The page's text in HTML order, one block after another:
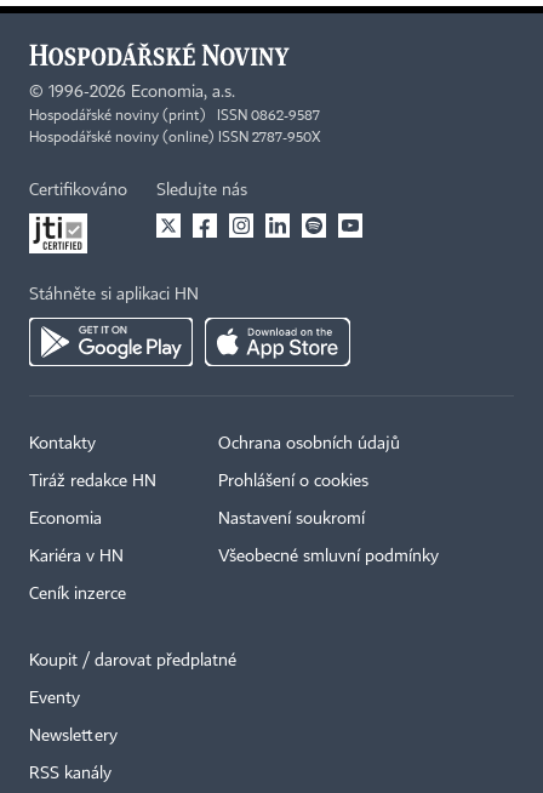
© 1996-2026 Economia, a.s.
Hospodářské noviny (print) ISSN 0862-9587
Hospodářské noviny (online) ISSN 2787-950X
Certifikováno Sledujte nás
Stáhněte si aplikaci HN
Kontakty
Tiráž redakce HN
Economia
Kariéra v HN
Ceník inzerce
Ochrana osobních údajů
Prohlášení o cookies
Nastavení soukromí
Všeobecné smluvní podmínky
Koupit / darovat předplatné
Eventy
Newslettery
RSS kanály